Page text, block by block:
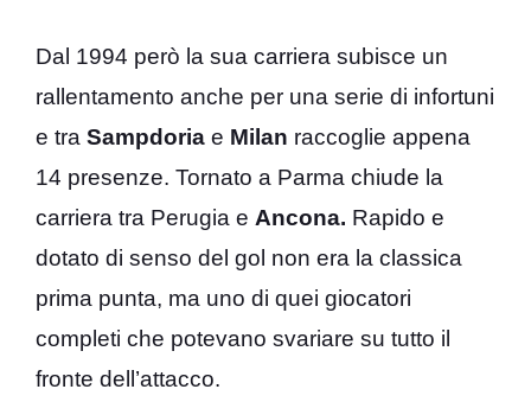
Dal 1994 però la sua carriera subisce un
rallentamento anche per una serie di infortuni
e tra Sampdoria e Milan raccoglie appena
14 presenze. Tornato a Parma chiude la
carriera tra Perugia e Ancona. Rapido e
dotato di senso del gol non era la classica
prima punta, ma uno di quei giocatori
completi che potevano svariare su tutto il
fronte dell’attacco.